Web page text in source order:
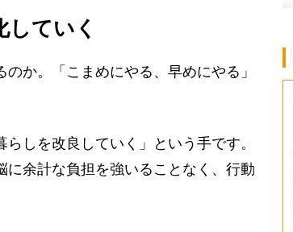
ていく
か。「こまめにやる、早めにやる」
しを改良していく」という手です。
余計な負担を強いることなく、行動